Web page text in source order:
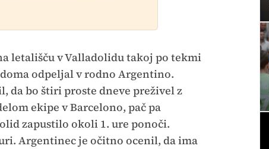
letališču v Valladolidu takoj po tekmi
odpeljal v rodno Argentino.
da bo štiri proste dneve preživel z
ekipe v Barcelono, pač pa
zapustilo okoli 1. ure ponoči.
Argentinec je očitno ocenil, da ima